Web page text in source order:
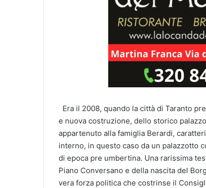
Era il 2008, quando la città di Taranto
e nuova costruzione, dello storico
appartenuto alla famiglia Berardi,
interno, in questo caso da un palazzotto
di epoca pre umbertina. Una rarissima
Piano Conversano e della nascita del
vera forza politica che costrinse il